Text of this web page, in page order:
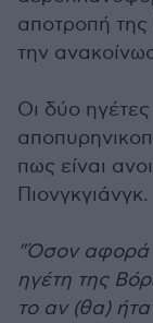
αποτροπή
την
Οι δύο
πως είναι
Πιονγκγιάνγκ.
"Όσον αφορά
ηγέτη της
το αν (θα)